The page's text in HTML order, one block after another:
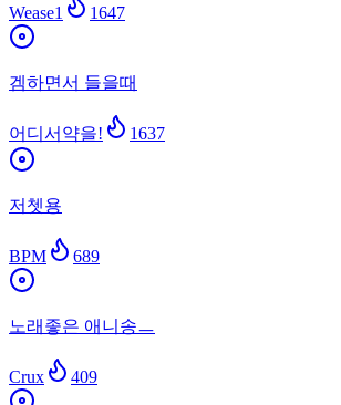
Wease1 1647
겜하면서 들을때
어디서약을! 1637
저쳇용
BPM 689
노래좋은 애니송ㅡ
Crux 409